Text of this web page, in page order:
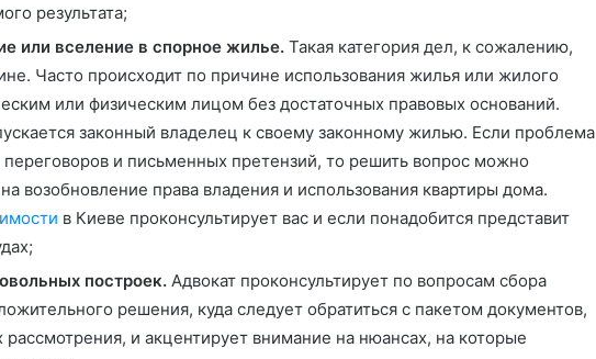
результата;
или вселение в спорное жилье. Такая категория дел, к сожалению,
Часто происходит по причине использования жилья или жилого
или физическим лицом без достаточных правовых оснований.
законный владелец к своему законному жилью. Если проблема
и письменных претензий, то решить вопрос можно
возобновление права владения и использования квартиры дома.
в Киеве проконсультирует вас и если понадобится представит
построек. Адвокат проконсультирует по вопросам сбора
решения, куда следует обратиться с пакетом документов,
рассмотрения, и акцентирует внимание на нюансах, на которые